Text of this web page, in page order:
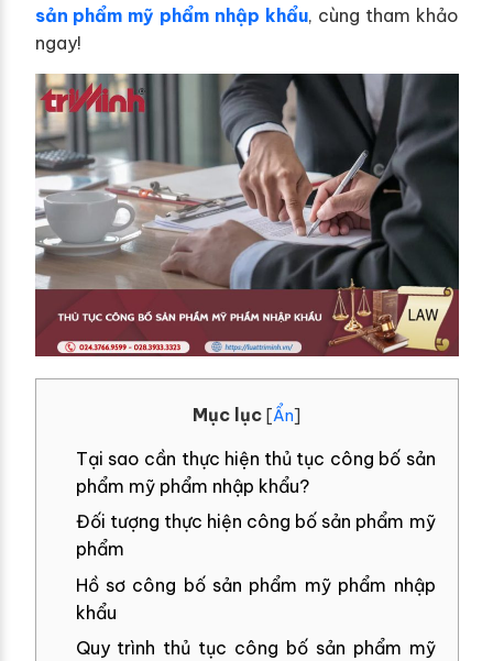
sản phẩm mỹ phẩm nhập khẩu, cùng tham khảo
ngay!
Mục lục [Ẩn]
Tại sao cần thực hiện thủ tục công bố sản
phẩm mỹ phẩm nhập khẩu?
Đối tượng thực hiện công bố sản phẩm mỹ
phẩm
Hồ sơ công bố sản phẩm mỹ phẩm nhập
khẩu
Quy trình thủ tục công bố sản phẩm mỹ